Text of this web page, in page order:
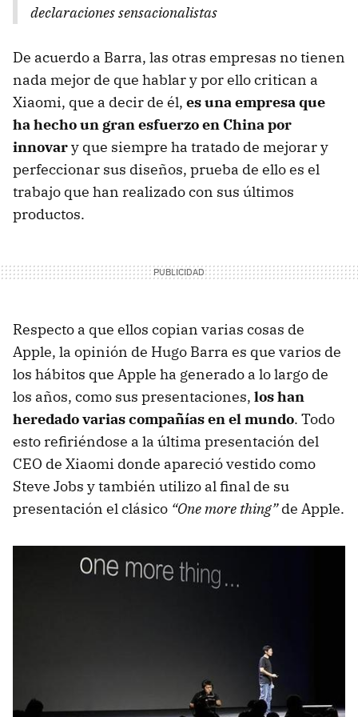
declaraciones sensacionalistas
De acuerdo a Barra, las otras empresas no tienen
nada mejor de que hablar y por ello critican a
Xiaomi, que a decir de él, es una empresa que
ha hecho un gran esfuerzo en China por
innovary que siempre ha tratado de mejorar y
perfeccionar sus diseños, prueba de ello es el
trabajo que han realizado con sus últimos
productos.
Respecto a que ellos copian varias cosas de
Apple, la opinión de Hugo Barra es que varios de
los hábitos que Apple ha generado a lo largo de
los años, como sus presentaciones, los han
heredado varias compañías en el mundo. Todo
esto refiriéndose a la última presentación del
CEO de Xiaomi donde apareció vestido como
Steve Jobs y también utilizo al final de su
presentación el clásico “One more thing”de Apple.